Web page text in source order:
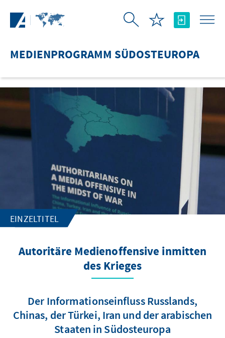
MEDIENPROGRAMM SÜDOSTEUROPA
EINZELTITEL
Autoritäre Medienoffensive inmitten
des Krieges
Der Informationseinfluss Russlands,
Chinas, der Türkei, Iran und der arabischen
Staaten in Südosteuropa